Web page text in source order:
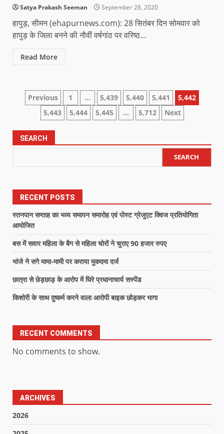
Satya Prakash Seeman September 28, 2020
हापुड़, सीमन (ehapurnews.com): 28 सितंबर दिन सोमवार को
हापुड़ के जिला बनने की नौवीं वर्षगांठ पर वरिष्ठ...
Read More
Previous 1 … 5,439 5,440 5,441
5,442
5,443
5,444 5,445 … 5,712 Next
SEARCH
SEARCH
RECENT POSTS
स्तनपान सप्ताह का भव्य समापन समारोह एवं पोस्ट ग्रेजुएट क्विज प्रतियोगिता
आयोजित
बस में सवार महिला के बैग से महिला चोरों ने चुराए 90 हजार रुपए
भांजे ने सगे मामा-मामी पर कराया मुकदमा दर्ज
छात्रा से छेड़छाड़ के आरोप में घिरे प्रधानाचार्य सस्पेंड
किशोरी के साथ दुष्कर्म करने वाला आरोपी बाइक छोड़कर भागा
RECENT COMMENTS
No comments to show.
ARCHIVES
2026